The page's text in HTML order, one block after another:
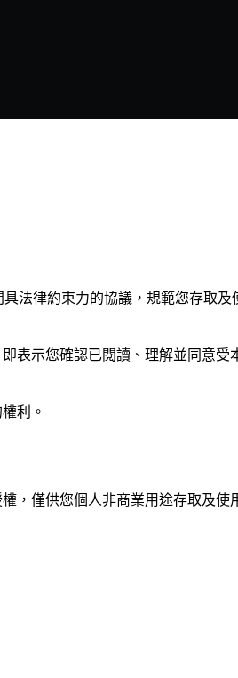
法律約束力的協議，規範您存取
示您確認已閱讀、理解並同意
利。
，僅供您個人非商業用途存取及